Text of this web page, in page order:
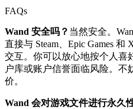
FAQs
Wand 安全吗？ 当然安全。
直接与 Steam、Epic Games
交互。你可以放心地按个人喜
户库或账户信誉面临风险。不
价。
Wand 会对游戏文件进行永久